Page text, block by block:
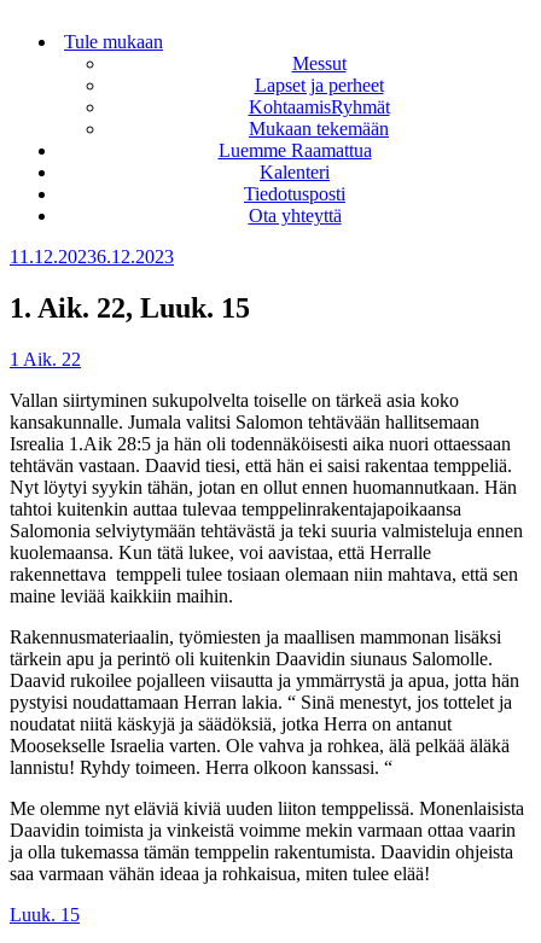
Tule mukaan
Messut
Lapset ja perheet
KohtaamisRyhmät
Mukaan tekemään
Luemme Raamattua
Kalenteri
Tiedotusposti
Ota yhteyttä
Julkaistu
11.12.20236.12.2023
1. Aik. 22, Luuk. 15
1 Aik. 22
Vallan siirtyminen sukupolvelta toiselle on tärkeä asia koko
kansakunnalle. Jumala valitsi Salomon tehtävään hallitsemaan
Isrealia 1.Aik 28:5 ja hän oli todennäköisesti aika nuori ottaessaan
tehtävän vastaan. Daavid tiesi, että hän ei saisi rakentaa temppeliä.
Nyt löytyi syykin tähän, jotan en ollut ennen huomannutkaan. Hän
tahtoi kuitenkin auttaa tulevaa temppelinrakentajapoikaansa
Salomonia selviytymään tehtävästä ja teki suuria valmisteluja ennen
kuolemaansa. Kun tätä lukee, voi aavistaa, että Herralle
rakennettava temppeli tulee tosiaan olemaan niin mahtava, että sen
maine leviää kaikkiin maihin.
Rakennusmateriaalin, työmiesten ja maallisen mammonan lisäksi
tärkein apu ja perintö oli kuitenkin Daavidin siunaus Salomolle.
Daavid rukoilee pojalleen viisautta ja ymmärrystä ja apua, jotta hän
pystyisi noudattamaan Herran lakia. “ Sinä menestyt, jos tottelet ja
noudatat niitä käskyjä ja säädöksiä, jotka Herra on antanut
Moosekselle Israelia varten. Ole vahva ja rohkea, älä pelkää äläkä
lannistu! Ryhdy toimeen. Herra olkoon kanssasi. “
Me olemme nyt eläviä kiviä uuden liiton temppelissä. Monenlaisista
Daavidin toimista ja vinkeistä voimme mekin varmaan ottaa vaarin
ja olla tukemassa tämän temppelin rakentumista. Daavidin ohjeista
saa varmaan vähän ideaa ja rohkaisua, miten tulee elää!
Luuk. 15